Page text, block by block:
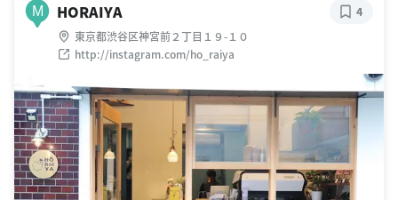
M HORAIYA
東京都渋谷区神宮前２丁目１９-１０
http://instagram.com/ho_raiya
4